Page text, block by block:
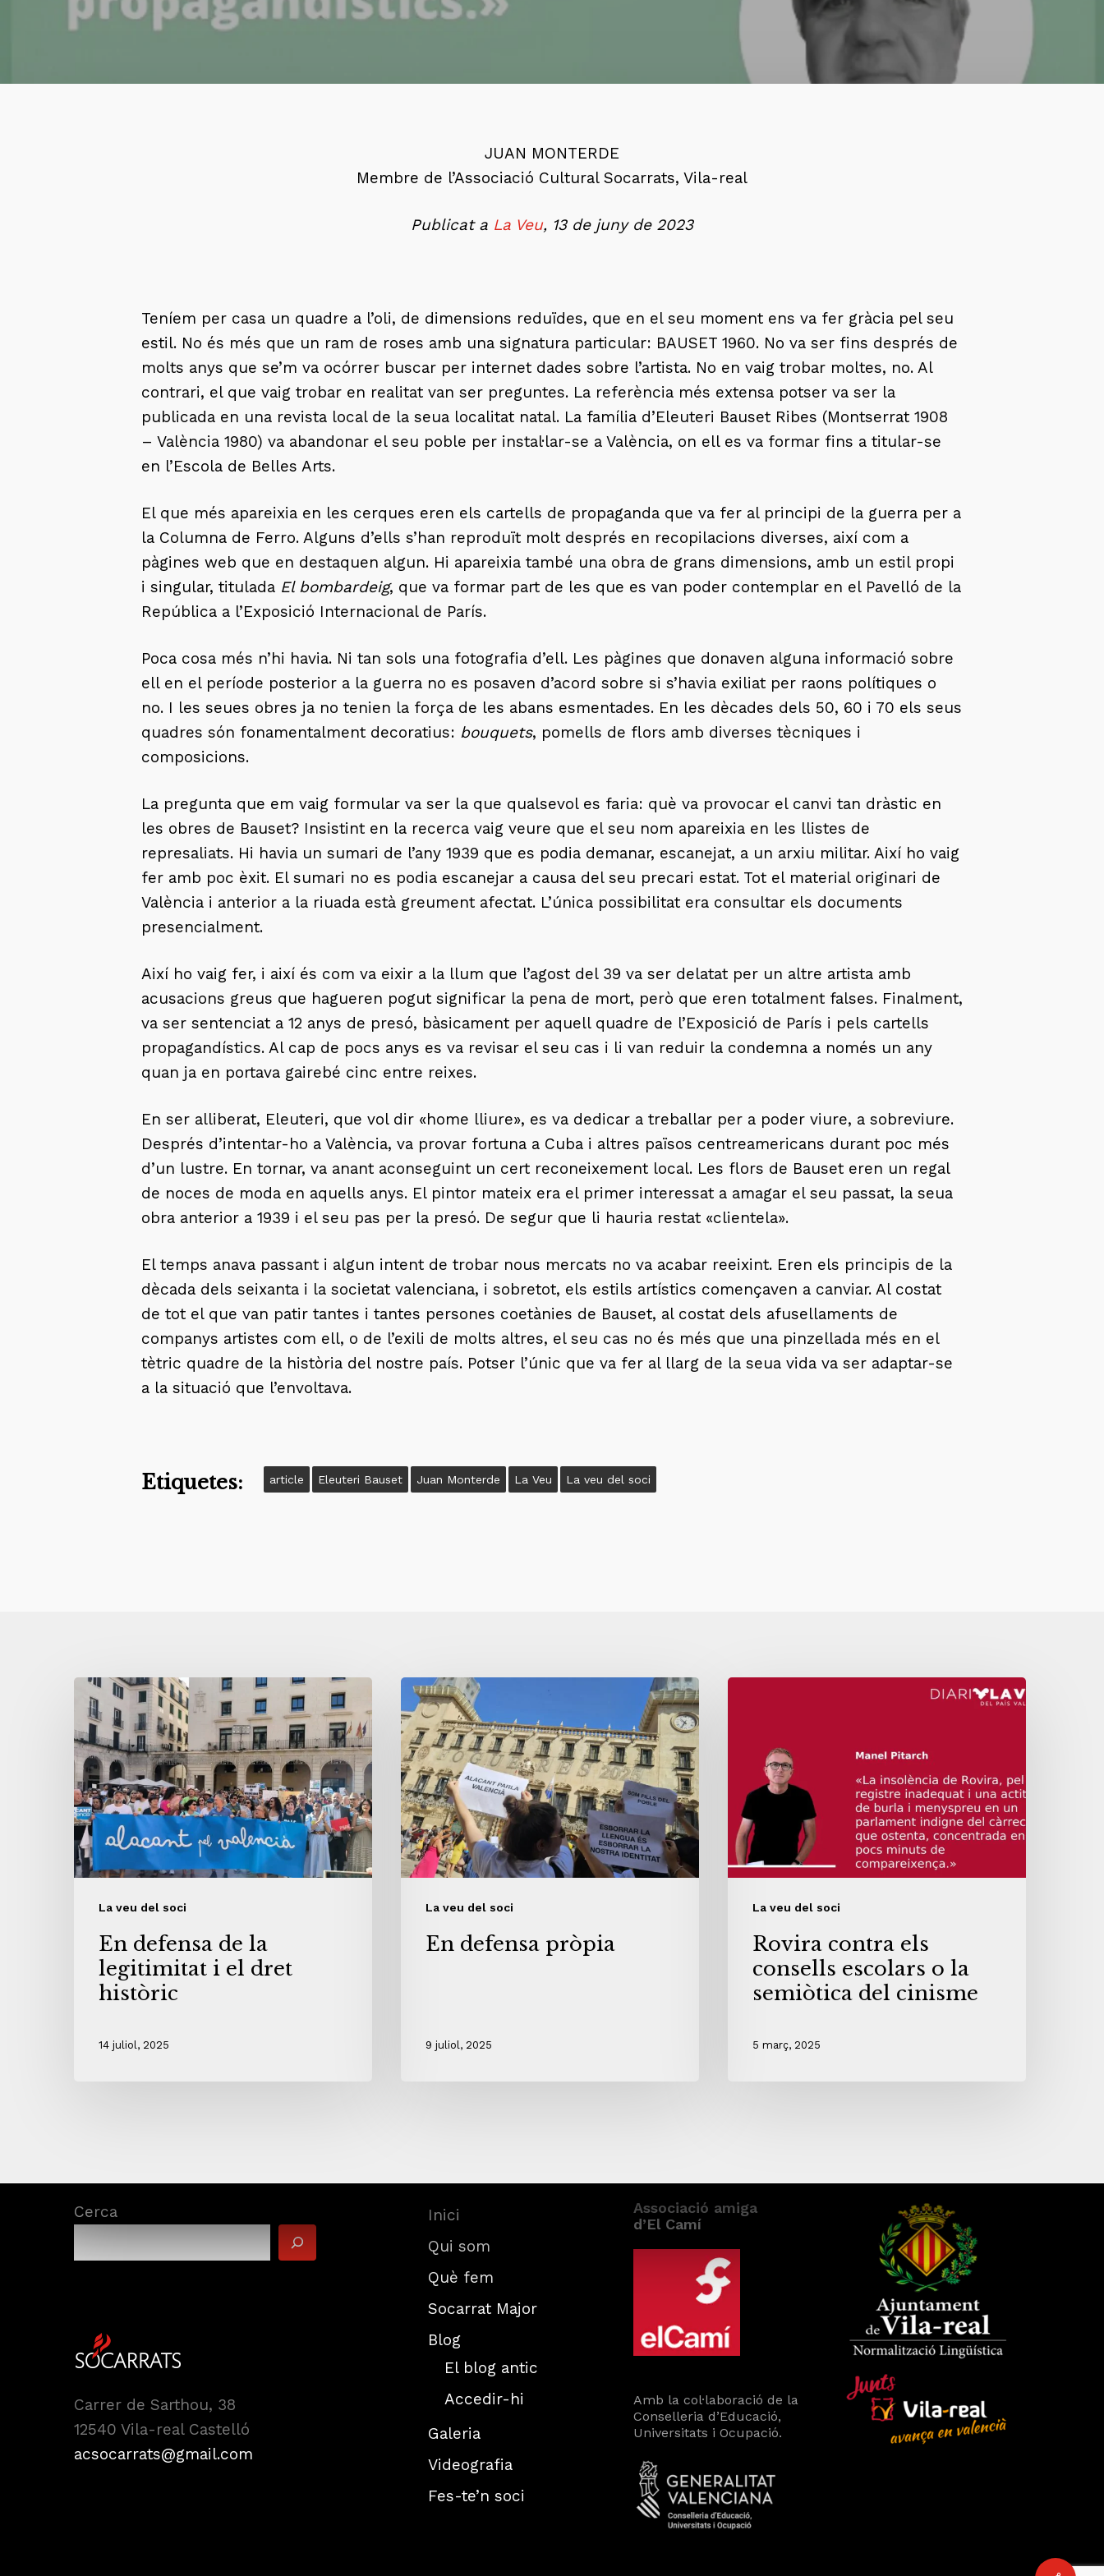
JUAN MONTERDE
Membre de l’Associació Cultural Socarrats, Vila-real
Publicat a La Veu, 13 de juny de 2023
Teníem per casa un quadre a l’oli, de dimensions reduïdes, que en el seu moment ens va fer gràcia pel seu
estil. No és més que un ram de roses amb una signatura particular: BAUSET 1960. No va ser fins després de
molts anys que se’m va ocórrer buscar per internet dades sobre l’artista. No en vaig trobar moltes, no. Al
contrari, el que vaig trobar en realitat van ser preguntes. La referència més extensa potser va ser la
publicada en una revista local de la seua localitat natal. La família d’Eleuteri Bauset Ribes (Montserrat 1908
– València 1980) va abandonar el seu poble per instal·lar-se a València, on ell es va formar fins a titular-se
en l’Escola de Belles Arts.
El que més apareixia en les cerques eren els cartells de propaganda que va fer al principi de la guerra per a
la Columna de Ferro. Alguns d’ells s’han reproduït molt després en recopilacions diverses, així com a
pàgines web que en destaquen algun. Hi apareixia també una obra de grans dimensions, amb un estil propi
i singular, titulada El bombardeig, que va formar part de les que es van poder contemplar en el Pavelló de la
República a l’Exposició Internacional de París.
Poca cosa més n’hi havia. Ni tan sols una fotografia d’ell. Les pàgines que donaven alguna informació sobre
ell en el període posterior a la guerra no es posaven d’acord sobre si s’havia exiliat per raons polítiques o
no. I les seues obres ja no tenien la força de les abans esmentades. En les dècades dels 50, 60 i 70 els seus
quadres són fonamentalment decoratius: bouquets, pomells de flors amb diverses tècniques i
composicions.
La pregunta que em vaig formular va ser la que qualsevol es faria: què va provocar el canvi tan dràstic en
les obres de Bauset? Insistint en la recerca vaig veure que el seu nom apareixia en les llistes de
represaliats. Hi havia un sumari de l’any 1939 que es podia demanar, escanejat, a un arxiu militar. Així ho vaig
fer amb poc èxit. El sumari no es podia escanejar a causa del seu precari estat. Tot el material originari de
València i anterior a la riuada està greument afectat. L’única possibilitat era consultar els documents
presencialment.
Així ho vaig fer, i així és com va eixir a la llum que l’agost del 39 va ser delatat per un altre artista amb
acusacions greus que hagueren pogut significar la pena de mort, però que eren totalment falses. Finalment,
va ser sentenciat a 12 anys de presó, bàsicament per aquell quadre de l’Exposició de París i pels cartells
propagandístics. Al cap de pocs anys es va revisar el seu cas i li van reduir la condemna a només un any
quan ja en portava gairebé cinc entre reixes.
En ser alliberat, Eleuteri, que vol dir «home lliure», es va dedicar a treballar per a poder viure, a sobreviure.
Després d’intentar-ho a València, va provar fortuna a Cuba i altres països centreamericans durant poc més
d’un lustre. En tornar, va anant aconseguint un cert reconeixement local. Les flors de Bauset eren un regal
de noces de moda en aquells anys. El pintor mateix era el primer interessat a amagar el seu passat, la seua
obra anterior a 1939 i el seu pas per la presó. De segur que li hauria restat «clientela».
El temps anava passant i algun intent de trobar nous mercats no va acabar reeixint. Eren els principis de la
dècada dels seixanta i la societat valenciana, i sobretot, els estils artístics començaven a canviar. Al costat
de tot el que van patir tantes i tantes persones coetànies de Bauset, al costat dels afusellaments de
companys artistes com ell, o de l’exili de molts altres, el seu cas no és més que una pinzellada més en el
tètric quadre de la història del nostre país. Potser l’únic que va fer al llarg de la seua vida va ser adaptar-se
a la situació que l’envoltava.
Etiquetes: article Eleuteri Bauset Juan Monterde La Veu La veu del soci
La veu del soci
En defensa de la
legitimitat i el dret
històric
14 juliol, 2025
La veu del soci
En defensa pròpia
9 juliol, 2025
La veu del soci
Rovira contra els
consells escolars o la
semiòtica del cinisme
5 març, 2025
Cerca
Carrer de Sarthou, 38
12540 Vila-real Castelló
acsocarrats@gmail.com
Inici
Qui som
Què fem
Socarrat Major
Blog
El blog antic
Accedir-hi
Galeria
Videografia
Fes-te’n soci
Associació amiga
d’El Camí
Amb la col·laboració de la
Conselleria d’Educació,
Universitats i Ocupació.